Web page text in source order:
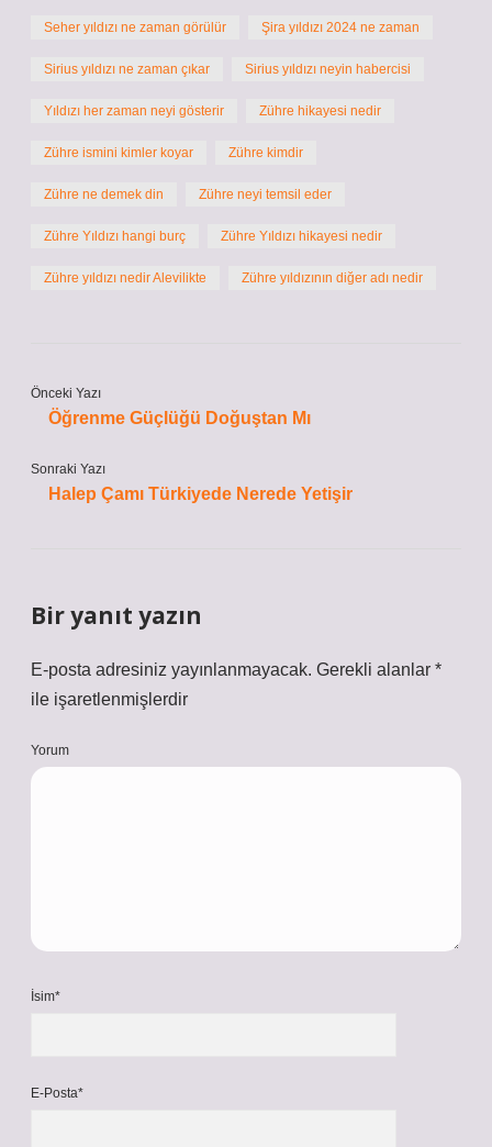
Seher yıldızı ne zaman görülür Şira yıldızı 2024 ne zaman
Sirius yıldızı ne zaman çıkar Sirius yıldızı neyin habercisi
Yıldızı her zaman neyi gösterir Zühre hikayesi nedir
Zühre ismini kimler koyar Zühre kimdir
Zühre ne demek din Zühre neyi temsil eder
Zühre Yıldızı hangi burç Zühre Yıldızı hikayesi nedir
Zühre yıldızı nedir Alevilikte Zühre yıldızının diğer adı nedir
Önceki Yazı
Öğrenme Güçlüğü Doğuştan Mı
Sonraki Yazı
Halep Çamı Türkiyede Nerede Yetişir
Bir yanıt yazın
E-posta adresiniz yayınlanmayacak. Gerekli alanlar *
ile işaretlenmişlerdir
Yorum
İsim*
E-Posta*